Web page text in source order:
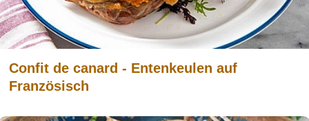
Confit de canard - Entenkeulen auf
Französisch